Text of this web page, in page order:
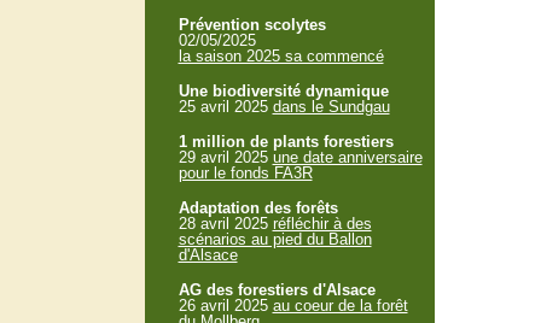
Prévention scolytes
02/05/2025
la saison 2025 sa commencé
Une biodiversité dynamique
25 avril 2025 dans le Sundgau
1 million de plants forestiers
29 avril 2025 une date anniversaire
pour le fonds FA3R
Adaptation des forêts
28 avril 2025 réfléchir à des
scénarios au pied du Ballon
d'Alsace
AG des forestiers d'Alsace
26 avril 2025 au coeur de la forêt